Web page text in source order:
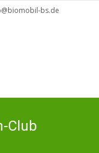
bs.de
Club